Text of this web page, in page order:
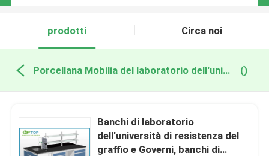
prodotti Circa noi
Porcellana Mobilia del laboratorio dell'università ()
Banchi di laboratorio
dell'università di resistenza del
graffio e Governi, banchi di